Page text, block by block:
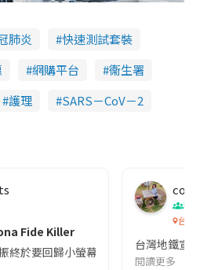
肺炎
快速測試套裝
網購平台
衞生署
護理 SARS－CoV－2
Fide Killer
終於要回歸小螢幕啦!這次的劇本改編
co
吹
台灣
台灣地鐵宣
閱讀更多